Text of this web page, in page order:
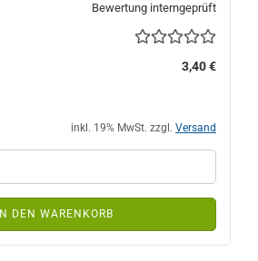
Bewertung interngeprüft
3,40 €
inkl. 19% MwSt. zzgl. Versand
IN DEN WARENKORB